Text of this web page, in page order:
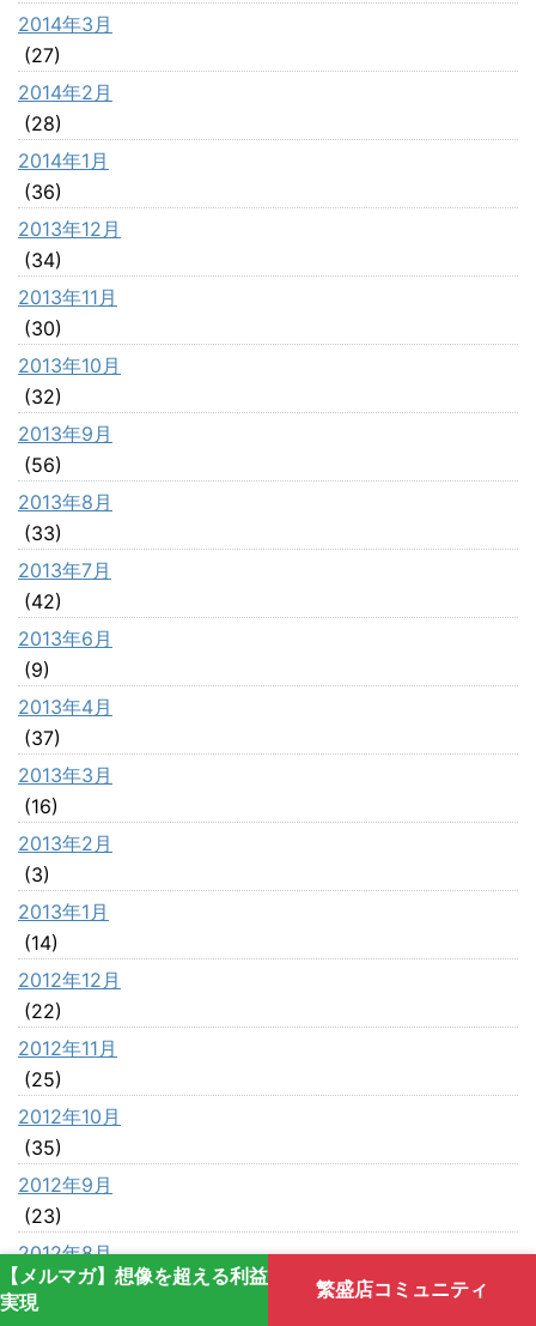
【メルマガ】想像を超える利益
実現
繁盛店コミュニティ
2014年3月
(27)
2014年2月
(28)
2014年1月
(36)
2013年12月
(34)
2013年11月
(30)
2013年10月
(32)
2013年9月
(56)
2013年8月
(33)
2013年7月
(42)
2013年6月
(9)
2013年4月
(37)
2013年3月
(16)
2013年2月
(3)
2013年1月
(14)
2012年12月
(22)
2012年11月
(25)
2012年10月
(35)
2012年9月
(23)
2012年8月
(42)